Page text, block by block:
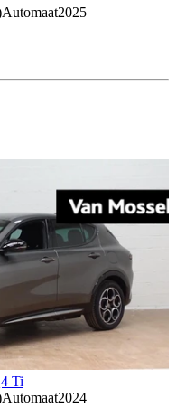
Automaat2025
Ti
Automaat2024